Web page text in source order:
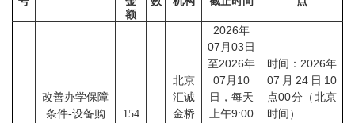
校
额
改善办学保障
条件-设备购
154
北京
汇诚
金桥
2026年
07 月 03 日
至 2026年
07 月 10
日，每天
上午9:00
时间：2026年
07 月 24 日 10
点00分（北京
时间）